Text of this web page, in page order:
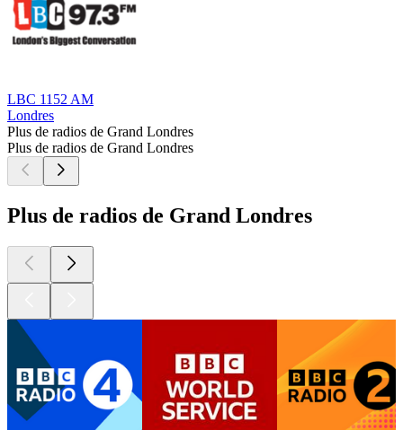
LBC 1152 AM
Londres
Plus de radios de Grand Londres
Plus de radios de Grand Londres
Plus de radios de Grand Londres